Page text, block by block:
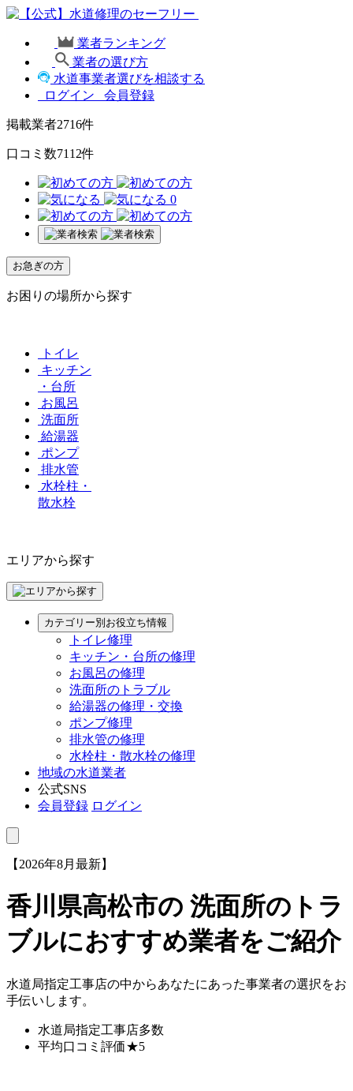
業者ランキング
業者の選び方
水道事業者選びを相談する
ログイン
会員登録
掲載業者2716件
口コミ数7112件
0
お急ぎの方
お困りの場所から探す
トイレ
キッチン
・台所
お風呂
洗面所
給湯器
ポンプ
排水管
水栓柱・
散水栓
エリアから探す
カテゴリー別お役立ち情報
トイレ修理
キッチン・台所の修理
お風呂の修理
洗面所のトラブル
給湯器の修理・交換
ポンプ修理
排水管の修理
水栓柱・散水栓の修理
地域の水道業者
公式SNS
会員登録 ログイン
【2026年8月最新】
香川県高松市の 洗面所のトラ
ブルにおすすめ業者をご紹介
水道局指定工事店の中からあなたにあった事業者の選択をお
手伝いします。
水道局指定工事店多数
平均口コミ評価★5